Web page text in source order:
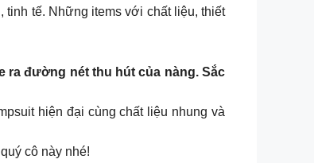
tế. Những items với chất liệu, thiết
ra đường nét thu hút của nàng. Sắc
hiện đại cùng chất liệu nhung và
cô này nhé!